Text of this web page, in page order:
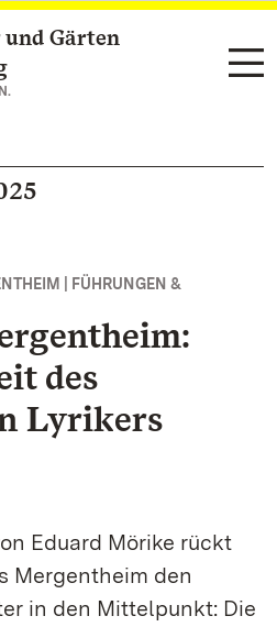
und Gärten
| FÜHRUNGEN &
des
Lyrikers
Eduard Mörike rückt
Mergentheim den
in den Mittelpunkt: Die